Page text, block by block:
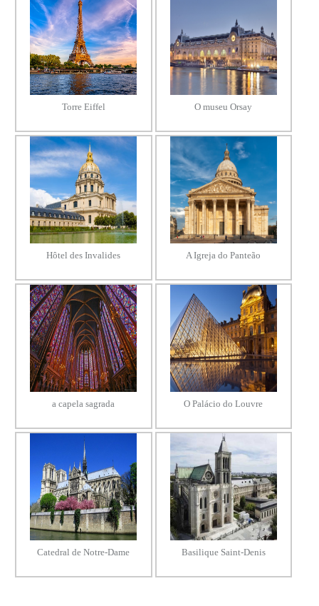
Torre Eiffel O museu Orsay
Hôtel des Invalides A Igreja do Panteão
a capela sagrada O Palácio do Louvre
Catedral de Notre-Dame Basilique Saint-Denis